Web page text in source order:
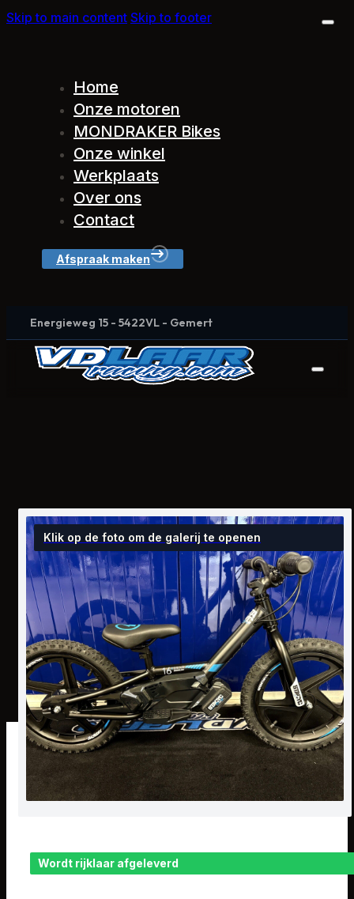
Skip to main content Skip to footer
Home
Onze motoren
MONDRAKER Bikes
Onze winkel
Werkplaats
Over ons
Contact
Afspraak maken
Energieweg 15 - 5422VL - Gemert
Klik op de foto om de galerij te openen
Wordt rijklaar afgeleverd